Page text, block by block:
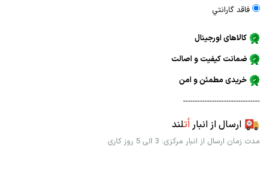
فاقد گارانتي
کالاهای اورجینال
ضمانت کیفیت و اصالت
خریدی مطمئن و امن
--------------------------------
ارسال از انباراُتلند
مدت زمان ارسال از انبار مرکزی: 3 الی 5 روز کاری